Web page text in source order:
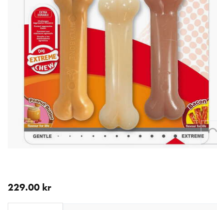
Loading...
229.00 kr